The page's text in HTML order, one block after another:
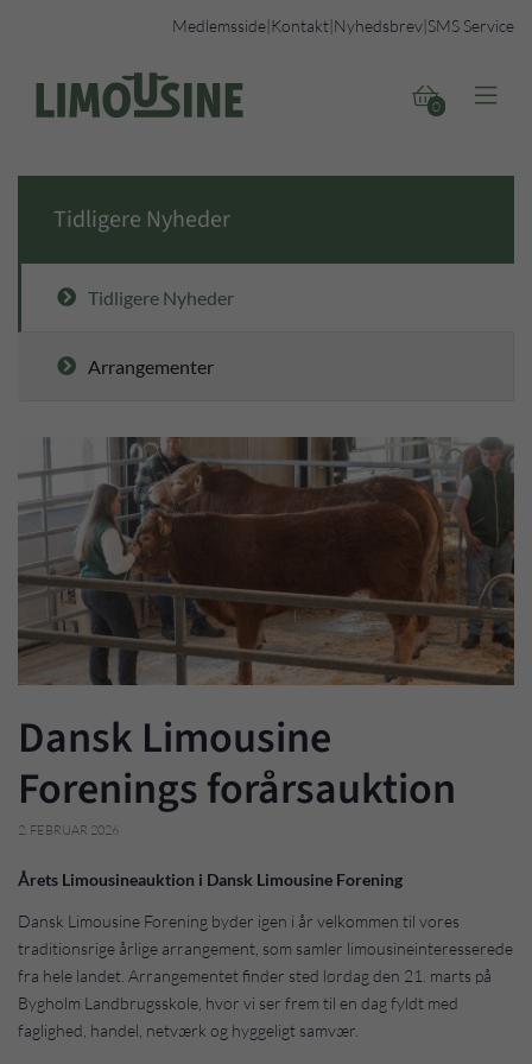
Medlemsside|Kontakt|Nyhedsbrev|SMS Service


0
Tidligere Nyheder
Tidligere Nyheder
Arrangementer
Dansk Limousine
Forenings forårsauktion
2. FEBRUAR 2026
Årets Limousineauktion i Dansk Limousine Forening
Dansk Limousine Forening byder igen i år velkommen til vores
traditionsrige årlige arrangement, som samler limousineinteresserede
fra hele landet. Arrangementet finder sted lørdag den 21. marts på
Bygholm Landbrugsskole, hvor vi ser frem til en dag fyldt med
faglighed, handel, netværk og hyggeligt samvær.